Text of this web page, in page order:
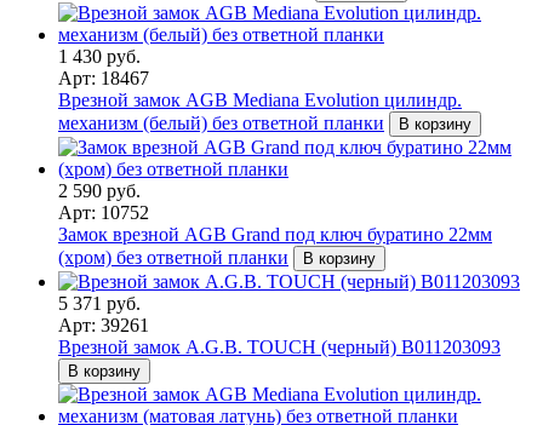
1 430 руб.
Арт: 18467
Врезной замок AGB Mediana Evolution цилиндр.
механизм (белый) без ответной планки
В корзину
2 590 руб.
Арт: 10752
Замок врезной AGB Grand под ключ буратино 22мм
(хром) без ответной планки
В корзину
5 371 руб.
Арт: 39261
Врезной замок A.G.B. TOUCH (черный) B011203093
В корзину